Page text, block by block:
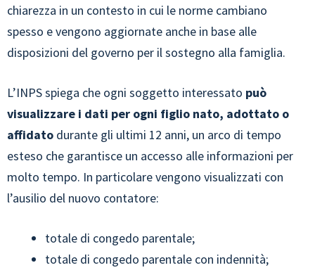
chiarezza in un contesto in cui le norme cambiano
spesso e vengono aggiornate anche in base alle
disposizioni del governo per il sostegno alla famiglia.
L’INPS spiega che ogni soggetto interessato può
visualizzare i dati per ogni figlio nato, adottato o
affidato durante gli ultimi 12 anni, un arco di tempo
esteso che garantisce un accesso alle informazioni per
molto tempo. In particolare vengono visualizzati con
l’ausilio del nuovo contatore:
totale di congedo parentale;
totale di congedo parentale con indennità;